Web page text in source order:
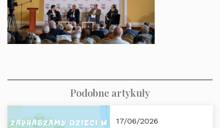
Podobne artykuły
17/06/2026